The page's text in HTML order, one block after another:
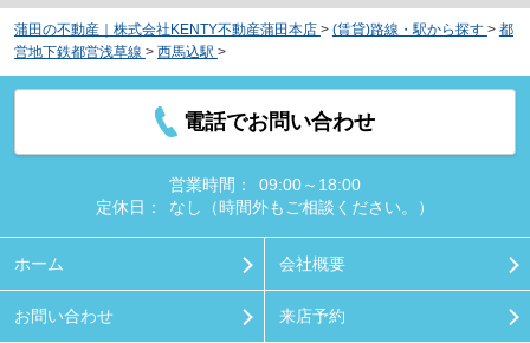
蒲田の不動産｜株式会社KENTY不動産蒲田本店 > (賃貸)路線・駅から探す > 都
営地下鉄都営浅草線 > 西馬込駅 >
電話でお問い合わせ
営業時間：
09:00～18:00
定休日：
なし（時間外もご相談ください。）
ホーム 会社概要
お問い合わせ 来店予約